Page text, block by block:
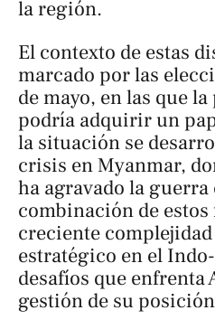
la región.
El contexto de estas
marcado por las
de mayo, en las que
podría adquirir un
la situación se
crisis en Myanmar,
ha agravado la
combinación de
creciente
estratégico en el
desafíos que enfrenta
gestión de su